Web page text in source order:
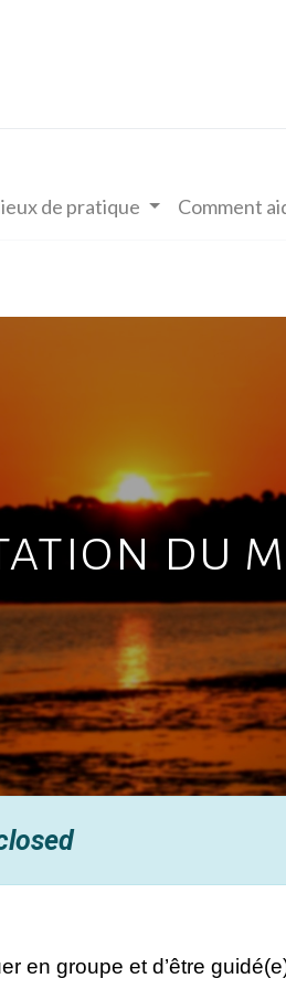
de pratique Comment
du
en groupe et d’être